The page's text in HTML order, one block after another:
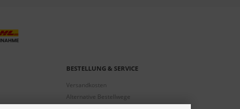
BESTELLUNG & SERVICE
Versandkosten
Alternative Bestellwege